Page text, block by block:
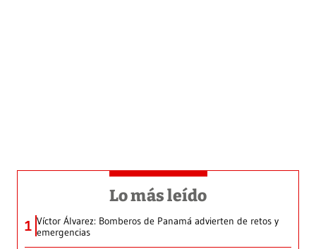
Lo más leído
1 Víctor Álvarez: Bomberos de Panamá advierten de retos y
emergencias